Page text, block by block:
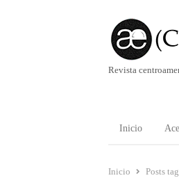
Revista
Inicio
Inicio Posts